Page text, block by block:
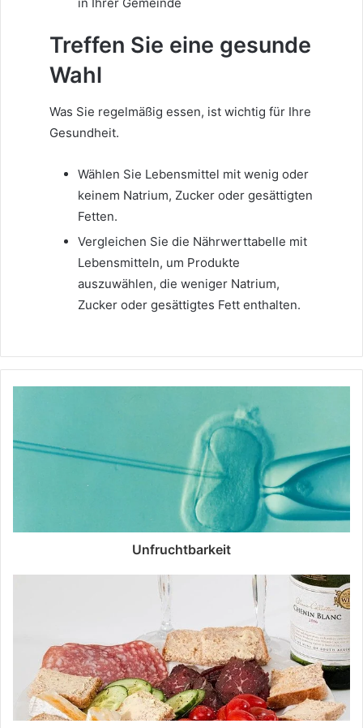
Treffen Sie eine gesunde
Wahl
Was Sie regelmäßig essen, ist wichtig für Ihre
Gesundheit.
Wählen Sie Lebensmittel mit wenig oder
keinem Natrium, Zucker oder gesättigten
Fetten.
Vergleichen Sie die Nährwerttabelle mit
Lebensmitteln, um Produkte
auszuwählen, die weniger Natrium,
Zucker oder gesättigtes Fett enthalten.
Unfruchtbarkeit